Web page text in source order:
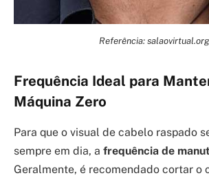
Referência: salaovirtual.org
Frequência Ideal para
Máquina Zero
Para que o visual de cabelo raspado
sempre em dia, a frequência de
Geralmente, é recomendado cortar o